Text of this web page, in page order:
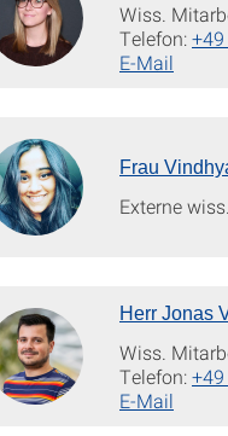
Wiss.
Telefon:
E-Mail
Frau
Externe
Herr Jonas
Wiss.
Telefon:
E-Mail